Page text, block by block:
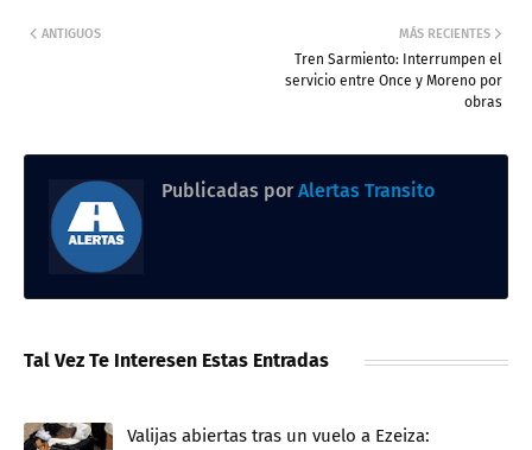
MÁS RECIENTES
Tren Sarmiento: Interrumpen el
servicio entre Once y Moreno por
obras
ANTIGUOS
Publicadas por Alertas Transito
Tal Vez Te Interesen Estas Entradas
Valijas abiertas tras un vuelo a Ezeiza: